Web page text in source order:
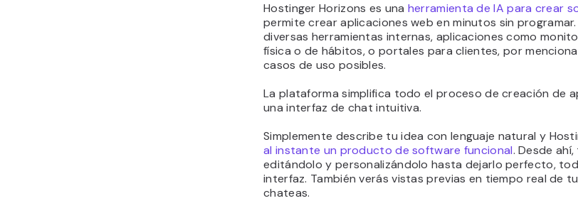
Hostinger Horizons es una herramienta de IA para crear
permite crear aplicaciones web en minutos sin
diversas herramientas internas, aplicaciones como
física o de hábitos, o portales para clientes, por
casos de uso posibles.
La plataforma simplifica todo el proceso de creación de
una interfaz de chat intuitiva.
Simplemente describe tu idea con lenguaje natural y
al instante un producto de software funcional. Desde
editándolo y personalizándolo hasta dejarlo perfecto,
interfaz. También verás vistas previas en tiempo real de
chateas.